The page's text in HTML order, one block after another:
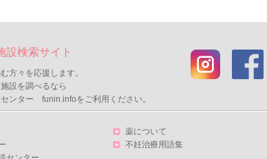
設検索サイト
方々を応援します。
設を調べるなら
ンター funin.infoをご利用ください。
薬について
不妊治療用語集